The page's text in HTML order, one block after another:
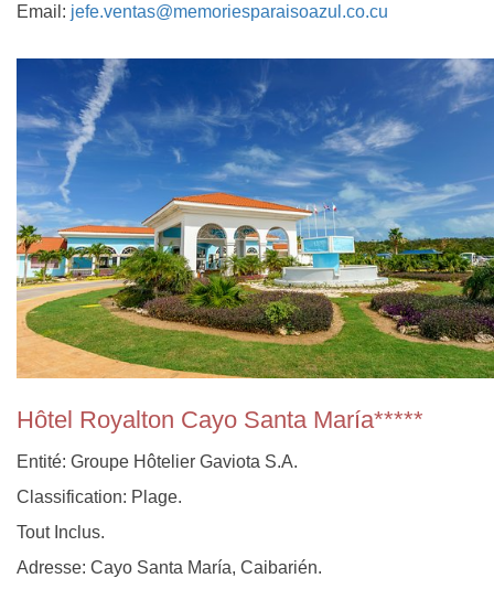
Email: jefe.ventas@memoriesparaisoazul.co.cu
Hôtel Royalton Cayo Santa María*****
Entité: Groupe Hôtelier Gaviota S.A.
Classification: Plage.
Tout Inclus.
Adresse: Cayo Santa María, Caibarién.